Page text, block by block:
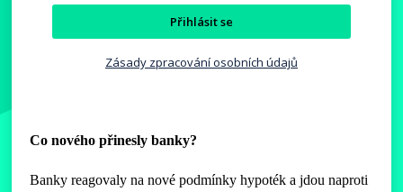
Přihlásit se
Zásady zpracování osobních údajů
Co nového přinesly banky?
Banky reagovaly na nové podmínky hypoték a jdou naproti